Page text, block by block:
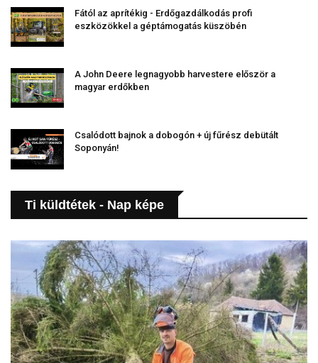
Fától az aprítékig - Erdőgazdálkodás profi
eszközökkel a géptámogatás küszöbén
A John Deere legnagyobb harvestere először a
magyar erdőkben
Csalódott bajnok a dobogón + új fűrész debütált
Soponyán!
Ti küldtétek - Nap képe